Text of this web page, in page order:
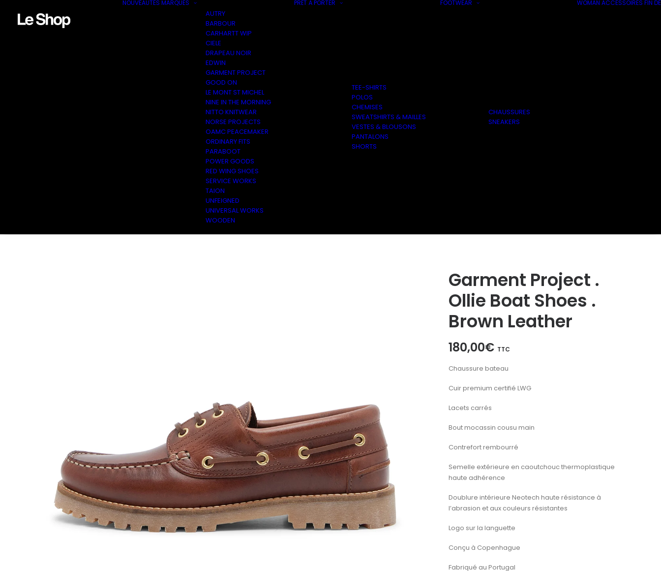
NOUVEAUTÉS MARQUES
AUTRY
BARBOUR
CARHARTT WIP
CIELE
DRAPEAU NOIR
EDWIN
GARMENT PROJECT
GOOD ON
LE MONT ST MICHEL
NINE IN THE MORNING
NITTO KNITWEAR
NORSE PROJECTS
OAMC PEACEMAKER
ORDINARY FITS
PARABOOT
POWER GOODS
RED WING SHOES
SERVICE WORKS
TAION
UNFEIGNED
UNIVERSAL WORKS
WOODEN
PRÊT À PORTER
TEE-SHIRTS
POLOS
CHEMISES
SWEATSHIRTS & MAILLES
VESTES & BLOUSONS
PANTALONS
SHORTS
FOOTWEAR
CHAUSSURES
SNEAKERS
WOMAN ACCESSOIRES FIN
Garment Project .
Ollie Boat Shoes .
Brown Leather
180,00€ TTC
Chaussure bateau
Cuir premium certifié LWG
Lacets carrés
Bout mocassin cousu main
Contrefort rembourré
Semelle extérieure en caoutchouc thermoplastique
haute adhérence
Doublure intérieure Neotech haute résistance à
l’abrasion et aux couleurs résistantes
Logo sur la languette
Conçu à Copenhague
Fabriqué au Portugal